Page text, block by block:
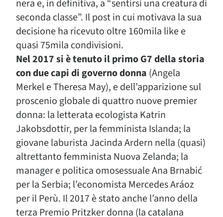
nera e, in definitiva, a “sentirsi una creatura di
seconda classe”. Il post in cui motivava la sua
decisione ha ricevuto oltre 160mila like e
quasi 75mila condivisioni.
Nel 2017 si è tenuto il primo G7 della storia
con due capi di governo donna (Angela
Merkel e Theresa May), e dell’apparizione sul
proscenio globale di quattro nuove premier
donna: la letterata ecologista Katrin
Jakobsdottir, per la femminista Islanda; la
giovane laburista Jacinda Ardern nella (quasi)
altrettanto femminista Nuova Zelanda; la
manager e politica omosessuale Ana Brnabić
per la Serbia; l’economista Mercedes Aráoz
per il Perù. Il 2017 è stato anche l’anno della
terza Premio Pritzker donna (la catalana